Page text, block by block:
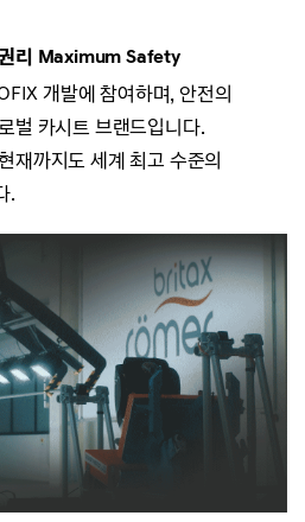
리 Maximum Safety
개발에 참여하며, 안전의
벌 카시트 브랜드입니다.
재까지도 세계 최고 수준의
.